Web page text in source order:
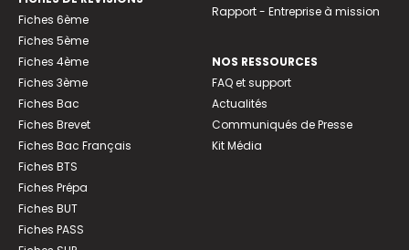
Fiches 6ème
Fiches 5ème
Fiches 4ème
Fiches 3ème
Fiches Bac
Fiches Brevet
Fiches Bac Français
Fiches BTS
Fiches Prépa
Fiches BUT
Fiches PASS
Rapport - Entreprise à mission
NOS RESSOURCES
FAQ et support
Actualités
Communiqués de Presse
Kit Média